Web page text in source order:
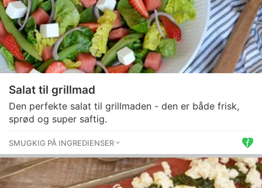
Salat til grillmad
Den perfekte salat til grillmaden - den er både frisk,
sprød og super saftig.
SMUGKIG PÅ INGREDIENSER